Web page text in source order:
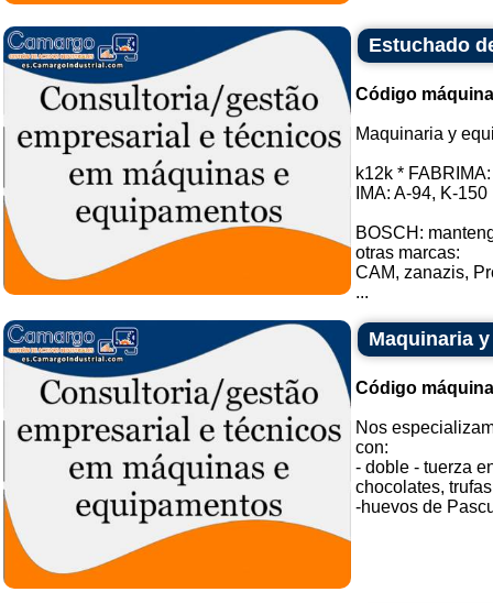
Estuchado
Código
Maquinaria y
k12k *
IMA: A-94, K-
BOSCH:
otras marcas:
CAM, zanazis,
...
Maquinaria
Código
Nos
con:
- doble - tuerza
chocolates,
-huevos de